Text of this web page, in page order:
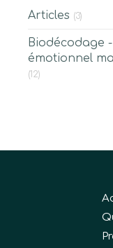
Articles (3)
Biodécodage
émotionnel
(12)